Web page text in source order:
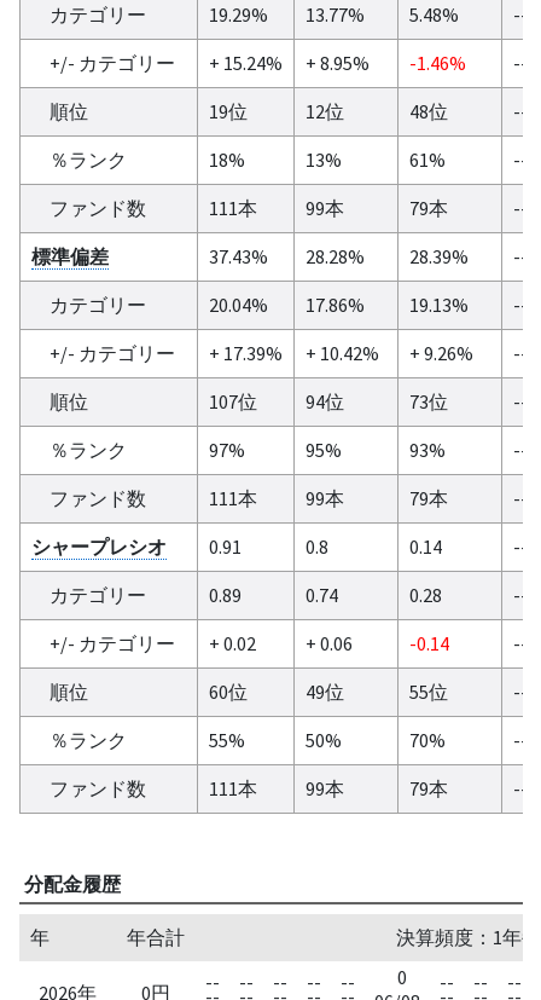
カテゴリー
19.29% 13.77% 5.48%
--
+/- カテゴリー
+ 15.24% + 8.95% -1.46%
--
順位
19位 12位 48位
--
％ランク
18% 13% 61%
--
ファンド数
111本 99本 79本
--
標準偏差
37.43% 28.28% 28.39%
--
カテゴリー
20.04% 17.86% 19.13%
--
+/- カテゴリー
+ 17.39% + 10.42% + 9.26%
--
順位
107位 94位 73位
--
％ランク
97% 95% 93%
--
ファンド数
111本 99本 79本
--
シャープレシオ
0.91 0.8 0.14
--
カテゴリー
0.89 0.74 0.28
--
+/- カテゴリー
+ 0.02 + 0.06 -0.14
--
順位
60位 49位 55位
--
％ランク
55% 50% 70%
--
ファンド数
111本 99本 79本 --
分配金履歴
年 年合計 決算頻度：1年
2026年 0円 -- -- -- -- --
0
-- -- --